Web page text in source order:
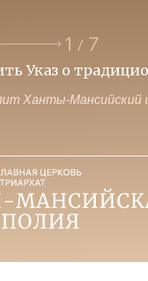
1 / 7
Указ о
Ханты-Мансийский